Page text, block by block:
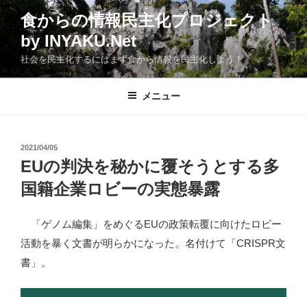
コ
食からの情報民主化プロジェクト
by INYAKU.Net
社会を民主化するにはまず食から情報を民主化しよう！
メニュー
投
稿
日:
2021/04/05
EUの判決を秘かに覆そうとする多
国籍企業ロビーの実態暴露
「ゲノム編集」をめぐるEUの政策転覆に向けたロビー
活動を暴く文書が明らかになった。名付けて「CRISPR文
書」。